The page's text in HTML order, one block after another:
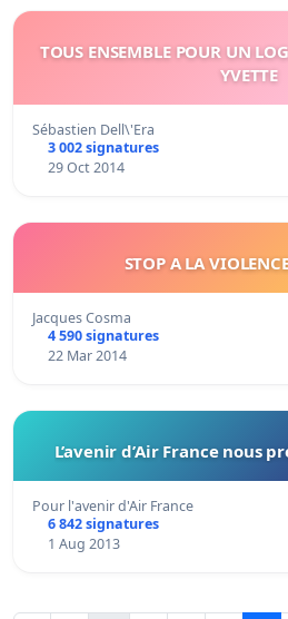
TOUS ENSEMBLE POUR UN
YVETTE
Sébastien Dell\'Era
3 002 signatures
29 Oct 2014
STOP A LA
Jacques Cosma
4 590 signatures
22 Mar 2014
L’avenir d’Air France nous
Pour l'avenir d'Air France
6 842 signatures
1 Aug 2013